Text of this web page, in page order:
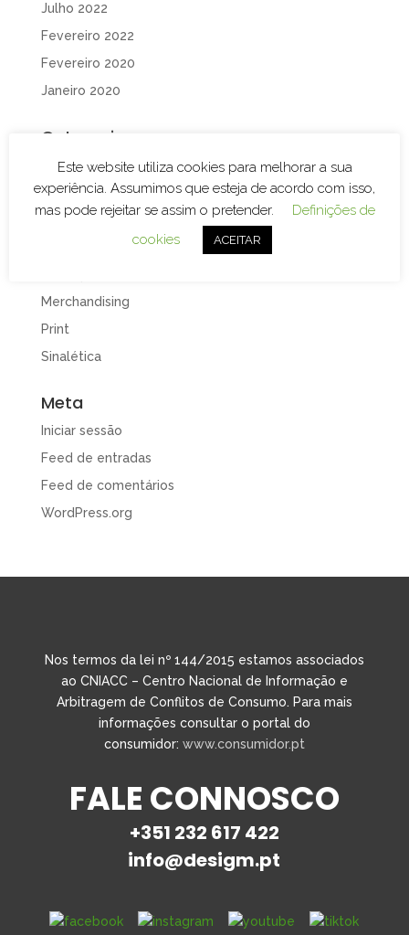
Julho 2022
Fevereiro 2022
Fevereiro 2020
Janeiro 2020
Categorias
Branding
Decoração de Espaços
Decoração de Viaturas
Design e Publicidade
Merchandising
Print
Sinalética
Meta
Iniciar sessão
Feed de entradas
Feed de comentários
WordPress.org
Nos termos da lei nº 144/2015 estamos associados
ao CNIACC – Centro Nacional de Informação e
Arbitragem de Conflitos de Consumo. Para mais
informações consultar o portal do
consumidor: www.consumidor.pt
FALE CONNOSCO
+351 232 617 422
info@desigm.pt
Este website utiliza cookies para melhorar a sua
experiência. Assumimos que esteja de acordo com isso,
mas pode rejeitar se assim o pretender.
Definições de
cookies
ACEITAR